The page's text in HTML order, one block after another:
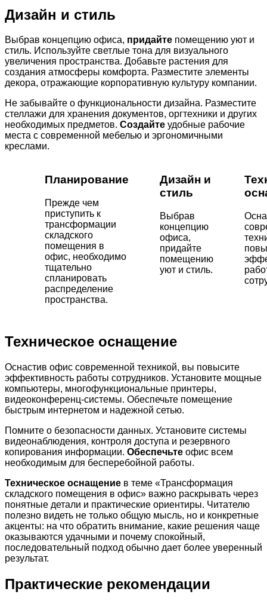
Дизайн и стиль
Выбрав концепцию офиса, придайте помещению уют и
стиль. Используйте светлые тона для визуального
увеличения пространства. Добавьте растения для
создания атмосферы комфорта. Разместите элементы
декора, отражающие корпоративную культуру компании.
Не забывайте о функциональности дизайна. Разместите
стеллажи для хранения документов, оргтехники и других
необходимых предметов. Создайте удобные рабочие
места с современной мебелью и эргономичными
креслами.
Планирование
Прежде чем
приступить к
трансформации
складского
помещения в
офис, необходимо
тщательно
спланировать
распределение
пространства.
Дизайн и
стиль
Выбрав
концепцию
офиса,
придайте
помещению
уют и стиль.
Техническое оснащение
Оснастив офис современной техникой, вы повысите
эффективность работы сотрудников. Установите мощные
компьютеры, многофункциональные принтеры,
видеоконференц-системы. Обеспечьте помещение
быстрым интернетом и надежной сетью.
Помните о безопасности данных. Установите системы
видеонаблюдения, контроля доступа и резервного
копирования информации. Обеспечьте офис всем
необходимым для бесперебойной работы.
Техническое оснащение в теме «Трансформация
складского помещения в офис» важно раскрывать через
понятные детали и практические ориентиры. Читателю
полезно видеть не только общую мысль, но и конкретные
акценты: на что обратить внимание, какие решения чаще
оказываются удачными и почему спокойный,
последовательный подход обычно дает более уверенный
результат.
Практические рекомендации